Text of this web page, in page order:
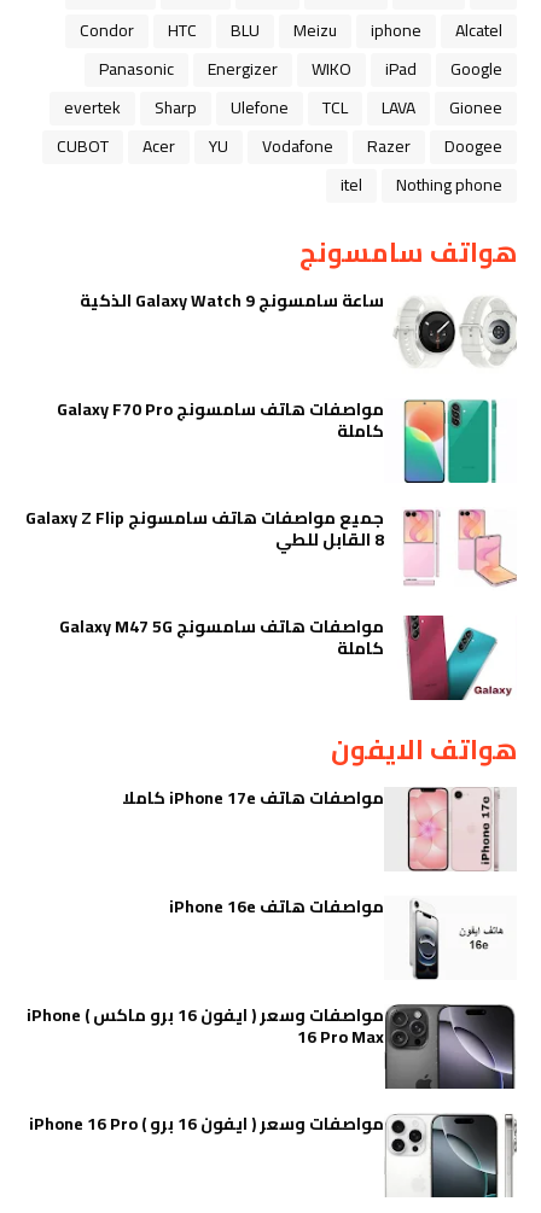
Alcatel
iphone
Meizu
BLU
HTC
Condor
Google
iPad
WIKO
Energizer
Panasonic
Gionee
LAVA
TCL
Ulefone
Sharp
evertek
Doogee
Razer
Vodafone
YU
Acer
CUBOT
Nothing phone
itel
هواتف سامسونج
ساعة سامسونج Galaxy Watch 9 الذكية
مواصفات هاتف سامسونج Galaxy F70 Pro
كاملة
جميع مواصفات هاتف سامسونج Galaxy Z Flip
8 القابل للطي
مواصفات هاتف سامسونج Galaxy M47 5G
كاملة
هواتف الايفون
مواصفات هاتف iPhone 17e كاملا
مواصفات هاتف iPhone 16e
مواصفات وسعر ( ايفون 16 برو ماكس ) iPhone
16 Pro Max
مواصفات وسعر ( ايفون 16 برو ) iPhone 16 Pro